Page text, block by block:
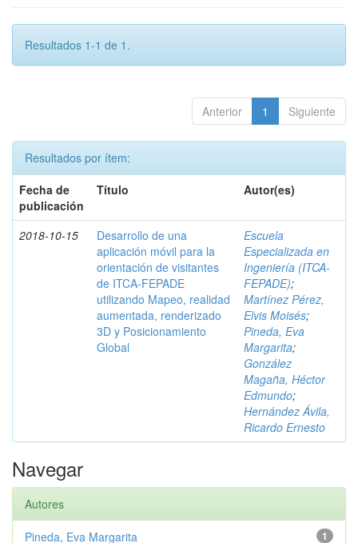
Resultados 1-1 de 1.
Anterior 1 Siguiente
Resultados por ítem:
Fecha de
publicación
Título Autor(es)
2018-10-15
Desarrollo de una
aplicación móvil para la
orientación de visitantes
de ITCA-FEPADE
utilizando Mapeo, realidad
aumentada, renderizado
3D y Posicionamiento
Global
Escuela
Especializada en
Ingeniería (ITCA-
FEPADE);
Martínez Pérez,
Elvis Moisés;
Pineda, Eva
Margarita;
González
Magaña, Héctor
Edmundo;
Hernández Ávila,
Ricardo Ernesto
Navegar
Autores
1
Pineda, Eva Margarita